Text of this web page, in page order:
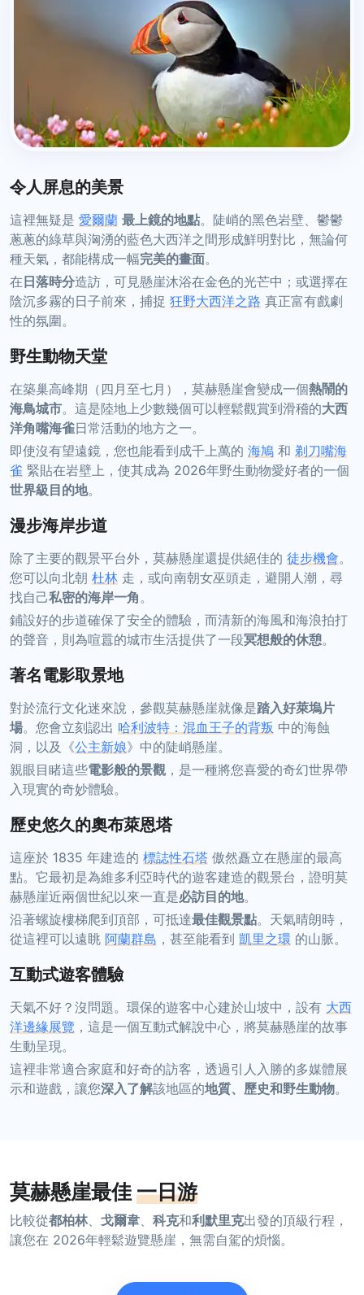
令人屏息的美景
這裡無疑是 愛爾蘭 最上鏡的地點。陡峭的黑色岩壁、鬱鬱
蔥蔥的綠草與洶湧的藍色大西洋之間形成鮮明對比，無論何
種天氣，都能構成一幅完美的畫面。
在 日落時分造訪，可見懸崖沐浴在金色的光芒中；或選擇在
陰沉多霧的日子前來，捕捉 狂野大西洋之路 真正富有戲劇
性的氛圍。
野生動物天堂
在築巢高峰期（四月至七月），莫赫懸崖會變成一個熱鬧的
海鳥城市。這是陸地上少數幾個可以輕鬆觀賞到滑稽的大西
洋角嘴海雀日常活動的地方之一。
即使沒有望遠鏡，您也能看到成千上萬的 海鳩 和 剃刀嘴海
雀 緊貼在岩壁上，使其成為 2026年野生動物愛好者的一個
世界級目的地。
漫步海岸步道
除了主要的觀景平台外，莫赫懸崖還提供絕佳的 徒步機會。
您可以向北朝 杜林 走，或向南朝女巫頭走，避開人潮，尋
找自己私密的海岸一角。
鋪設好的步道確保了安全的體驗，而清新的海風和海浪拍打
的聲音，則為喧囂的城市生活提供了一段冥想般的休憩。
著名電影取景地
對於流行文化迷來說，參觀莫赫懸崖就像是踏入好萊塢片
場。您會立刻認出 哈利波特：混血王子的背叛 中的海蝕
洞，以及《公主新娘》中的陡峭懸崖。
親眼目睹這些電影般的景觀 ，是一種將您喜愛的奇幻世界帶
入現實的奇妙體驗。
歷史悠久的奧布萊恩塔
這座於 1835 年建造的 標誌性石塔 傲然矗立在懸崖的最高
點。它最初是為維多利亞時代的遊客建造的觀景台，證明莫
赫懸崖近兩個世紀以來一直是必訪目的地。
沿著螺旋樓梯爬到頂部，可抵達最佳觀景點。天氣晴朗時，
從這裡可以遠眺 阿蘭群島 ，甚至能看到 凱里之環 的山脈。
互動式遊客體驗
天氣不好？沒問題。環保的遊客中心建於山坡中，設有 大西
洋邊緣展覽 ，這是一個互動式解說中心，將莫赫懸崖的故事
生動呈現。
這裡非常適合家庭和好奇的訪客，透過引人入勝的多媒體展
示和遊戲，讓您深入了解該地區的地質、歷史和野生動物。
莫赫懸崖最佳一日游
比較從都柏林、戈爾韋、 科克和利默里克出發的頂級行程，
讓您在 2026年輕鬆遊覽懸崖，無需自駕的煩惱。